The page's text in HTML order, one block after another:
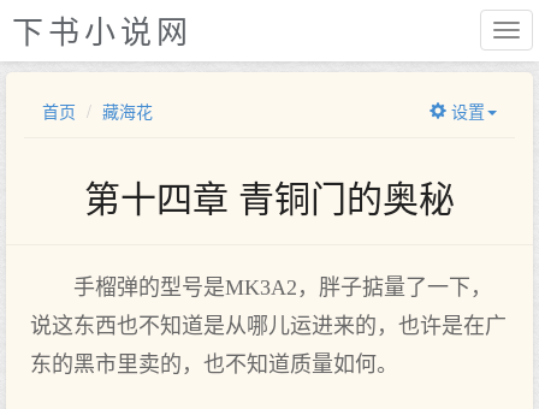
下书小说网
首页 藏海花 设置
第十四章 青铜门的奥秘
手榴弹的型号是MK3A2，胖子掂量了一下，
说这东西也不知道是从哪儿运进来的，也许是在广
东的黑市里卖的，也不知道质量如何。